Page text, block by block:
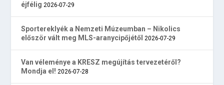
éjfélig 2026-07-29
Sportereklyék a Nemzeti Múzeumban – Nikolics
először vált meg MLS-aranycipőjétől 2026-07-29
Van véleménye a KRESZ megújítás tervezetéről?
Mondja el! 2026-07-28